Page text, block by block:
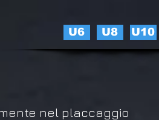
U6 U8 U10
nel placcaggio